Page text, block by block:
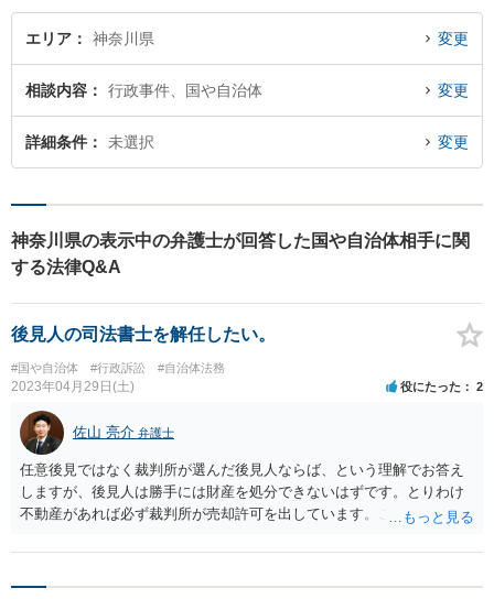
エリア 神奈川県 変更
相談内容 行政事件、国や自治体 変更
詳細条件 未選択 変更
神奈川県の表示中の弁護士が回答した国や自治体相手に関
する法律Q&A
後見人の司法書士を解任したい。
#国や自治体 #行政訴訟 #自治体法務
2023年04月29日(土) 役にたった 2
佐山 亮介 弁護士
任意後見ではなく裁判所が選んだ後見人ならば、という理解でお答え
しますが、後見人は勝手には財産を処分できないはずです。とりわけ
不動産があれば必ず裁判所が売却許可を出しています。ご本人の生活
売却された可能性はあります。まずは家庭裁判所で資料を見てみると